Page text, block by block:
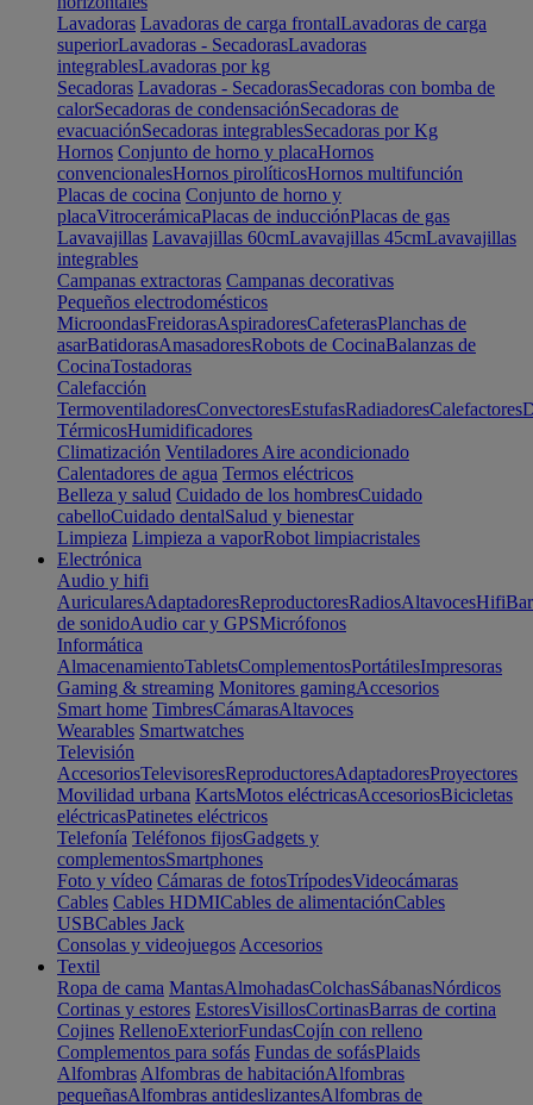
Lavadoras Lavadoras de carga frontalLavadoras de carga
superiorLavadoras - SecadorasLavadoras
integrablesLavadoras por kg
Secadoras Lavadoras - SecadorasSecadoras con bomba de
calorSecadoras de condensaciónSecadoras de
evacuaciónSecadoras integrablesSecadoras por Kg
Hornos Conjunto de horno y placaHornos
convencionalesHornos pirolíticosHornos multifunción
Placas de cocina Conjunto de horno y
placaVitrocerámicaPlacas de inducciónPlacas de gas
Lavavajillas Lavavajillas 60cmLavavajillas 45cmLavavajillas
integrables
Campanas extractoras Campanas decorativas
Pequeños electrodomésticos
MicroondasFreidorasAspiradoresCafeterasPlanchas de
asarBatidorasAmasadoresRobots de CocinaBalanzas de
CocinaTostadoras
Calefacción
TermoventiladoresConvectoresEstufasRadiadoresCalefactores
TérmicosHumidificadores
Climatización Ventiladores Aire acondicionado
Calentadores de agua Termos eléctricos
Belleza y salud Cuidado de los hombresCuidado
cabelloCuidado dentalSalud y bienestar
Limpieza Limpieza a vaporRobot limpiacristales
Electrónica
Audio y hifi
AuricularesAdaptadoresReproductoresRadiosAltavocesHifi
de sonidoAudio car y GPSMicrófonos
Informática
AlmacenamientoTabletsComplementosPortátilesImpresoras
Gaming & streaming Monitores gamingAccesorios
Smart home TimbresCámarasAltavoces
Wearables Smartwatches
Televisión
AccesoriosTelevisoresReproductoresAdaptadoresProyectores
Movilidad urbana KartsMotos eléctricasAccesoriosBicicletas
eléctricasPatinetes eléctricos
Telefonía Teléfonos fijosGadgets y
complementosSmartphones
Foto y vídeo Cámaras de fotosTrípodesVideocámaras
Cables Cables HDMICables de alimentaciónCables
USBCables Jack
Consolas y videojuegos Accesorios
Textil
Ropa de cama MantasAlmohadasColchasSábanasNórdicos
Cortinas y estores EstoresVisillosCortinasBarras de cortina
Cojines RellenoExteriorFundasCojín con relleno
Complementos para sofás Fundas de sofásPlaids
Alfombras Alfombras de habitaciónAlfombras
pequeñasAlfombras antideslizantesAlfombras de